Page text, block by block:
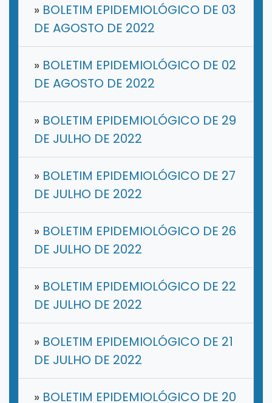
» BOLETIM EPIDEMIOLÓGICO DE 03
DE AGOSTO DE 2022
» BOLETIM EPIDEMIOLÓGICO DE 02
DE AGOSTO DE 2022
» BOLETIM EPIDEMIOLÓGICO DE 29
DE JULHO DE 2022
» BOLETIM EPIDEMIOLÓGICO DE 27
DE JULHO DE 2022
» BOLETIM EPIDEMIOLÓGICO DE 26
DE JULHO DE 2022
» BOLETIM EPIDEMIOLÓGICO DE 22
DE JULHO DE 2022
» BOLETIM EPIDEMIOLÓGICO DE 21
DE JULHO DE 2022
» BOLETIM EPIDEMIOLÓGICO DE 20